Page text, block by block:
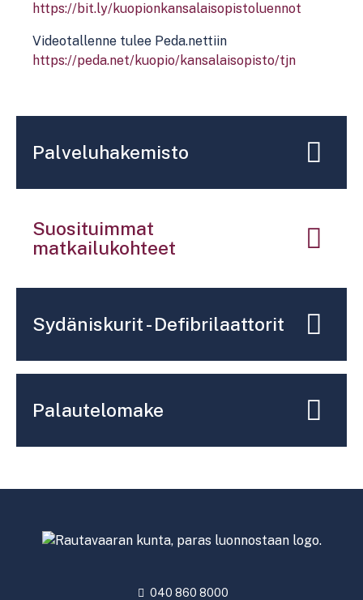
https://bit.ly/kuopionkansalaisopistoluennot
Videotallenne tulee Peda.nettiin
https://peda.net/kuopio/kansalaisopisto/tjn
Palveluhakemisto
Suosituimmat
matkailukohteet
Sydäniskurit - Defibrilaattorit
Palautelomake
040 860 8000